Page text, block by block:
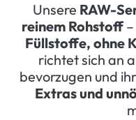
Unsere RAW-
reinem Rohstoff–
Füllstoffe, ohne
richtet sich an
bevorzugen und
Extras und